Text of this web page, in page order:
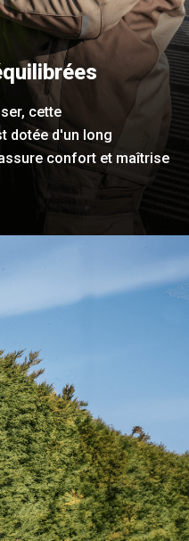
cette
dotée d'un long
confort et maîtrise